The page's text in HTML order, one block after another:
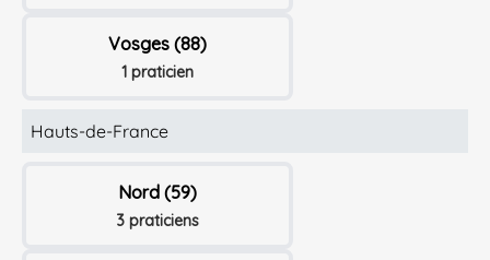
Vosges (88)
1 praticien
Hauts-de-France
Nord (59)
3 praticiens